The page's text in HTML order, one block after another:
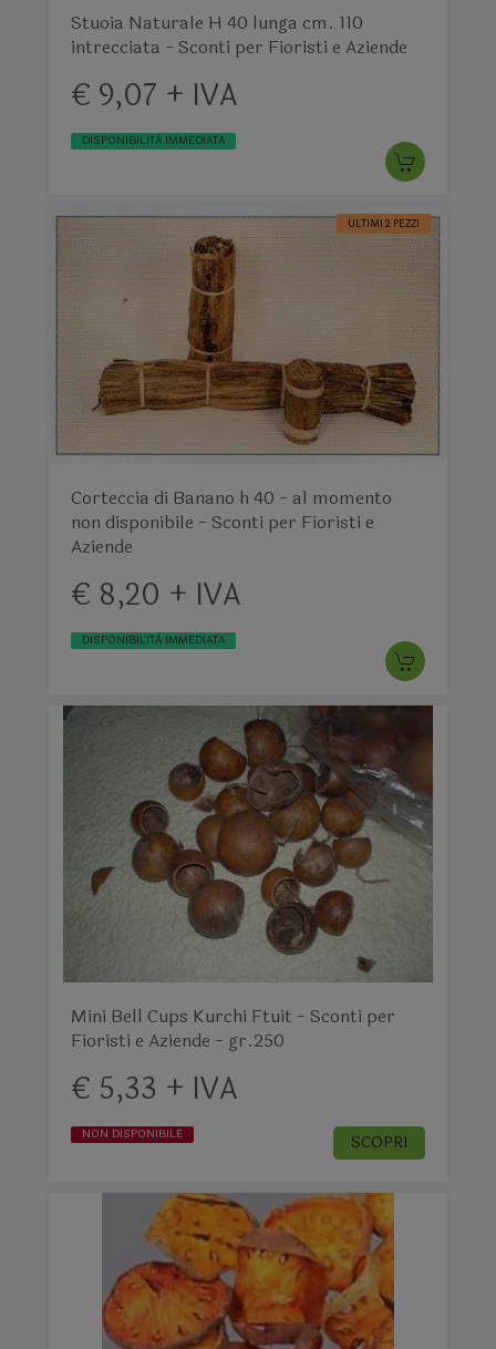
Stuoia Naturale H 40 lunga cm. 110
intrecciata - Sconti per Fioristi e Aziende
€ 9,07 + IVA
DISPONIBILITÀ IMMEDIATA
ULTIMI 2 PEZZI
Corteccia di Banano h 40 - al momento
non disponibile - Sconti per Fioristi e
Aziende
€ 8,20 + IVA
DISPONIBILITÀ IMMEDIATA
Mini Bell Cups Kurchi Ftuit - Sconti per
Fioristi e Aziende - gr.250
€ 5,33 + IVA
NON DISPONIBILE SCOPRI